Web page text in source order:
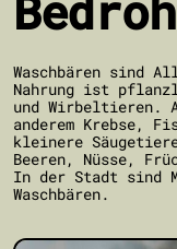
Waschbären sind
Nahrung ist
und Wirbeltieren.
anderem Krebse,
kleinere
Beeren, Nüsse,
In der Stadt sind
Waschbären.